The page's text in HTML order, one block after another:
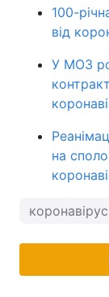
100-
від
У МОЗ
на
коронавірус